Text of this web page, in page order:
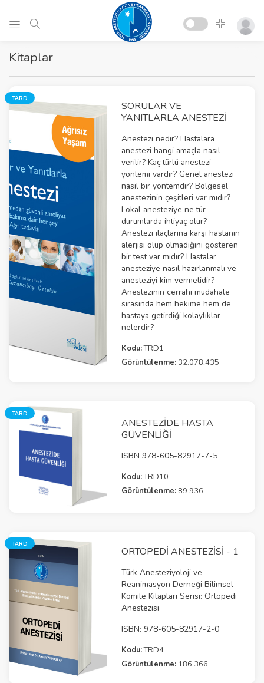
Kitaplar
TARD
SORULAR VE
YANITLARLA ANESTEZI
Anestezi nedir? Hastalara
anestezi hangi amaçla nasıl
verilir? Kaç türlü anestezi
yöntemi vardır? Genel anestezi
nasıl bir yöntemdir? Bölgesel
anestezinin çeşitleri var mıdır?
Lokal anesteziye ne tür
durumlarda ihtiyaç olur?
Anestezi ilaçlarına karşı hastanın
alerjisi olup olmadığını gösteren
bir test var mıdır? Hastalar
anesteziye nasıl hazırlanmalı ve
anesteziyi kim vermelidir?
Anestezinin cerrahi müdahale
sırasında hem hekime hem de
hastaya getirdiği kolaylıklar
nelerdir?
Kodu:TRD1
Görüntülenme: 32.078.435
TARD
ANESTEZİDE HASTA
GÜVENLİĞİ
ISBN 978-605-82917-7-5
Kodu:TRD10
Görüntülenme: 89.936
TARD
ORTOPEDI ANESTEZISI - 1
Türk Anesteziyoloji ve
Reanimasyon Derneği Bilimsel
Komite Kitapları Serisi: Ortopedi
Anestezisi
ISBN: 978-605-82917-2-0
Kodu:TRD4
Görüntülenme: 186.366